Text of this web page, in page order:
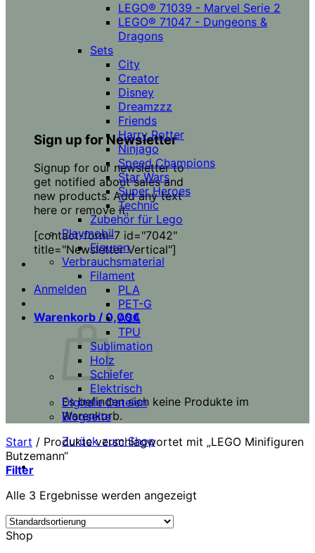
Sign up for Newsletter
Signup for our newsletter to
get notified about sales and
new products. Add any text
here or remove it.
[contact-form-7 id="7042"
title="Newsletter Vertical"]
Anmelden
Warenkorb / 0,00€
Es befinden sich keine Produkte im
Warenkorb.
Zurück zum Shop
LEGO® 71039 - Marvel Serie 2
LEGO® 71047 - Dungeons &
Dragons
Sets
City
Creator
Disney
Dreamzzz
Friends
Harry Potter
Ninjago
Speed Champions
Star Wars
Super Heroes
Technic
Zubehör für Lego
Playmobil
Figuren
Verbrauchsmaterial
Filament
PLA
PET-G
ASA
TPU
Sublimation
Holz
Schiefer
Elektrisch
Digitale Dateien
Blogseite
Start / Produkte verschlagwortet mit „LEGO Minifiguren
Butzemann“
Filter
Alle 3 Ergebnisse werden angezeigt
Shop